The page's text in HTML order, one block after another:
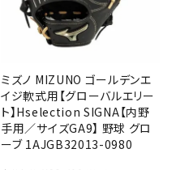
ミズノ MIZUNO ゴールデンエ
イジ軟式用【グローバルエリー
ト】Hselection SIGNA【内野
手用／サイズGA9】 野球 グロ
ーブ 1AJGB32013-0980